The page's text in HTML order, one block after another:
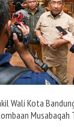
Wali Kota
Musabaqah